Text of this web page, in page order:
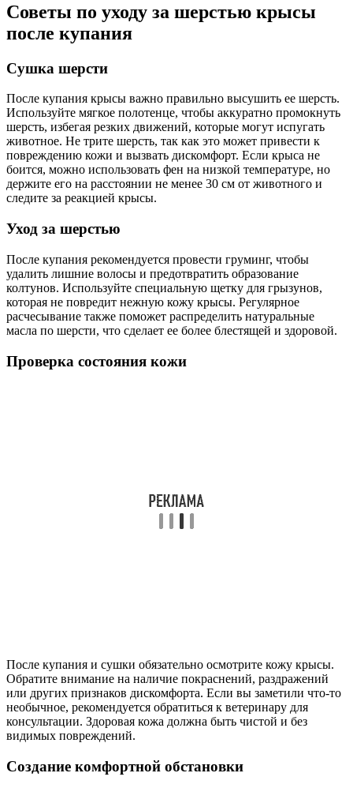
Советы по уходу за шерстью крысы
после купания
Сушка шерсти
После купания крысы важно правильно высушить ее шерсть.
Используйте мягкое полотенце, чтобы аккуратно промокнуть
шерсть, избегая резких движений, которые могут испугать
животное. Не трите шерсть, так как это может привести к
повреждению кожи и вызвать дискомфорт. Если крыса не
боится, можно использовать фен на низкой температуре, но
держите его на расстоянии не менее 30 см от животного и
следите за реакцией крысы.
Уход за шерстью
После купания рекомендуется провести груминг, чтобы
удалить лишние волосы и предотвратить образование
колтунов. Используйте специальную щетку для грызунов,
которая не повредит нежную кожу крысы. Регулярное
расчесывание также поможет распределить натуральные
масла по шерсти, что сделает ее более блестящей и здоровой.
Проверка состояния кожи
После купания и сушки обязательно осмотрите кожу крысы.
Обратите внимание на наличие покраснений, раздражений
или других признаков дискомфорта. Если вы заметили что-то
необычное, рекомендуется обратиться к ветеринару для
консультации. Здоровая кожа должна быть чистой и без
видимых повреждений.
Создание комфортной обстановки